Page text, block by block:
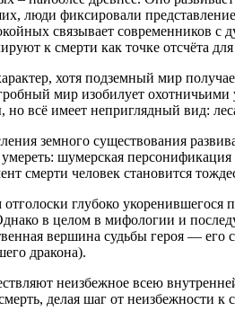
люди фиксировали
связывает современников с
к смерти как точке отсчёта
хотя подземный мир
мир изобилует
всё имеет неприглядный вид:
земного существования
шумерская
смерти человек становится
глубоко
в целом в мифологии и
вершина судьбы героя —
дракона).
неизбежное всею
делая шаг от неизбежности к